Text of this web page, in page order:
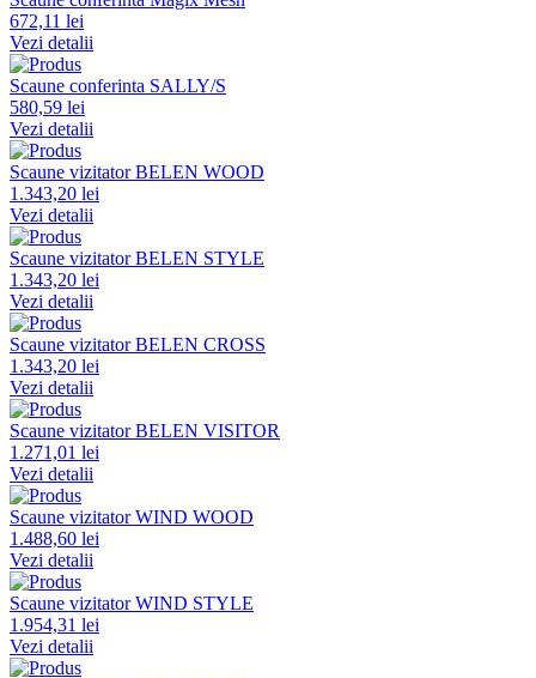
672,11 lei
Vezi detalii
Scaune conferinta SALLY/S
580,59 lei
Vezi detalii
Scaune vizitator BELEN WOOD
1.343,20 lei
Vezi detalii
Scaune vizitator BELEN STYLE
1.343,20 lei
Vezi detalii
Scaune vizitator BELEN CROSS
1.343,20 lei
Vezi detalii
Scaune vizitator BELEN VISITOR
1.271,01 lei
Vezi detalii
Scaune vizitator WIND WOOD
1.488,60 lei
Vezi detalii
Scaune vizitator WIND STYLE
1.954,31 lei
Vezi detalii